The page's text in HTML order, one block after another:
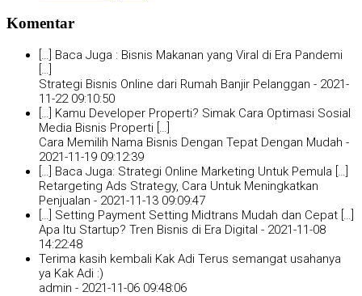
Komentar
[…] Baca Juga : Bisnis Makanan yang Viral di Era Pandemi
Strategi Bisnis Online dari Rumah Banjir Pelanggan - 2021-
11-22 09:10:50
[…] Kamu Developer Properti? Simak Cara Optimasi Sosial
Media Bisnis Properti […]
Cara Memilih Nama Bisnis Dengan Tepat Dengan Mudah -
2021-11-19 09:12:39
[…] Baca Juga: Strategi Online Marketing Untuk Pemula […]
Retargeting Ads Strategy, Cara Untuk Meningkatkan
Penjualan - 2021-11-13 09:09:47
[…] Setting Payment Setting Midtrans Mudah dan Cepat […]
Apa Itu Startup? Tren Bisnis di Era Digital - 2021-11-08
14:22:48
Terima kasih kembali Kak Adi Terus semangat usahanya
ya Kak Adi :)
admin - 2021-11-06 09:48:06